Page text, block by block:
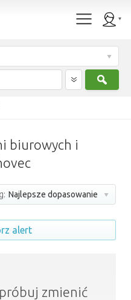
biurowych i
Najlepsze dopasowanie
alert
zmienić